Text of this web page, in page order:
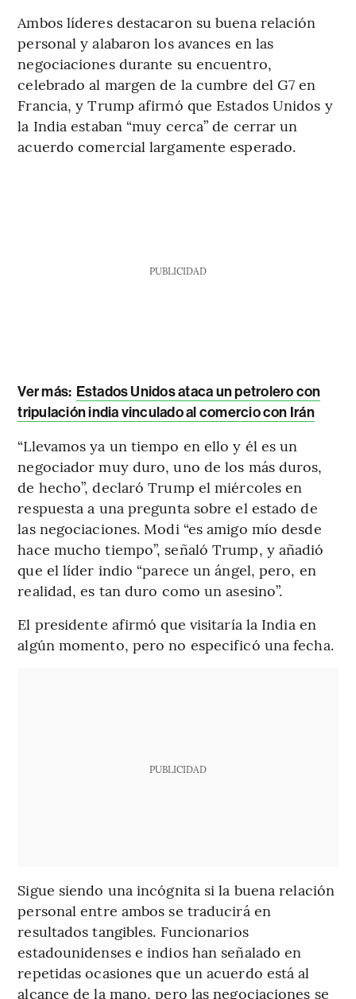
Ambos líderes destacaron su buena relación
personal y alabaron los avances en las
negociaciones durante su encuentro,
celebrado al margen de la cumbre del G7 en
Francia, y Trump afirmó que Estados Unidos y
la India estaban “muy cerca” de cerrar un
acuerdo comercial largamente esperado.
PUBLICIDAD
Ver más: Estados Unidos ataca un petrolero con
tripulación india vinculado al comercio con Irán
“Llevamos ya un tiempo en ello y él es un
negociador muy duro, uno de los más duros,
de hecho”, declaró Trump el miércoles en
respuesta a una pregunta sobre el estado de
las negociaciones. Modi “es amigo mío desde
hace mucho tiempo”, señaló Trump, y añadió
que el líder indio “parece un ángel, pero, en
realidad, es tan duro como un asesino”.
El presidente afirmó que visitaría la India en
algún momento, pero no especificó una fecha.
PUBLICIDAD
Sigue siendo una incógnita si la buena relación
personal entre ambos se traducirá en
resultados tangibles. Funcionarios
estadounidenses e indios han señalado en
repetidas ocasiones que un acuerdo está al
alcance de la mano, pero las negociaciones se